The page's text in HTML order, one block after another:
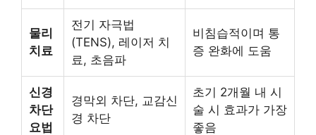
물리
치료
전기 자극법
(TENS), 레이저 치
료, 초음파
비침습적이며 통
증 완화에 도움
신경
차단
요법
경막외 차단, 교감신
경 차단
초기 2개월 내 시
술 시 효과가 가장
좋음